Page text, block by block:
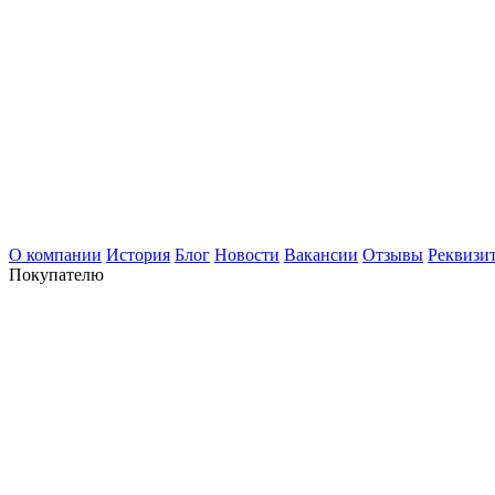
О компании История Блог Новости Вакансии Отзывы
Покупателю